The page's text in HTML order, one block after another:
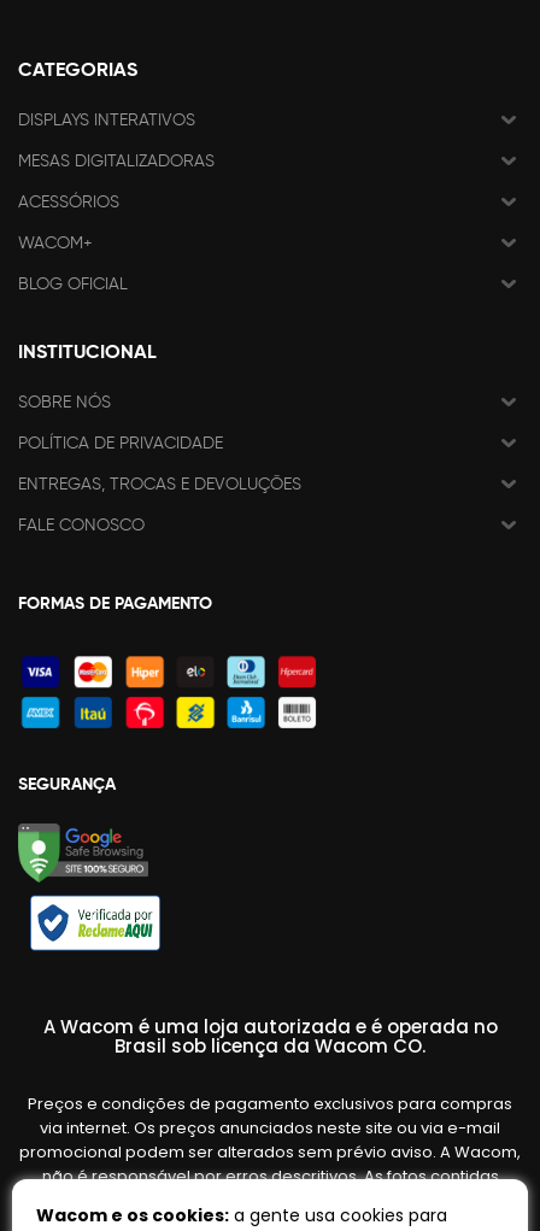
CATEGORIAS
DISPLAYS INTERATIVOS
MESAS DIGITALIZADORAS
ACESSÓRIOS
WACOM+
BLOG OFICIAL
INSTITUCIONAL
SOBRE NÓS
POLÍTICA DE PRIVACIDADE
ENTREGAS, TROCAS E DEVOLUÇÕES
FALE CONOSCO
FORMAS DE PAGAMENTO
SEGURANÇA
A Wacom é uma loja autorizada e é operada no
Brasil sob licença da Wacom CO.
Preços e condições de pagamento exclusivos para compras
via internet. Os preços anunciados neste site ou via e-mail
promocional podem ser alterados sem prévio aviso. A Wacom,
não é responsável por erros descritivos. As fotos contidas
variar de acordo com o fornecedor/lote do fabricante. Ofertas
Wacom e os cookies: a gente usa cookies para